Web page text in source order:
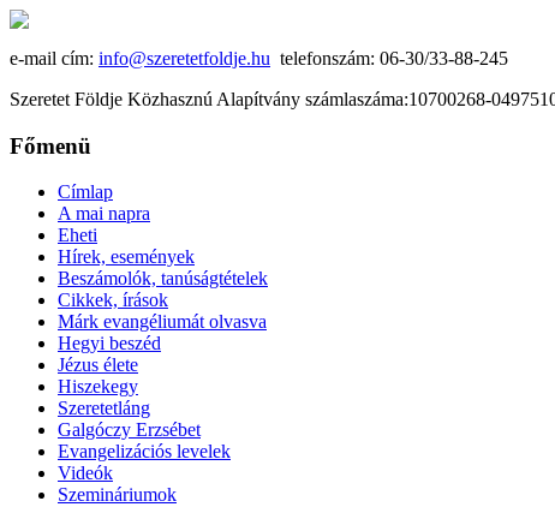
e-mail cím: info@szeretetfoldje.hu telefonszám: 06-30/33-88-245
Szeretet Földje Közhasznú Alapítvány számlaszáma:10700268-
Főmenü
Címlap
A mai napra
Eheti
Hírek, események
Beszámolók, tanúságtételek
Cikkek, írások
Márk evangéliumát olvasva
Hegyi beszéd
Jézus élete
Hiszekegy
Szeretetláng
Galgóczy Erzsébet
Evangelizációs levelek
Videók
Szemináriumok